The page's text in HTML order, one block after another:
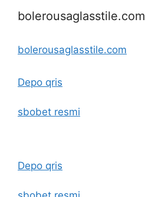
bolerousaglasstile.com
bolerousaglasstile.com
Depo qris
sbobet resmi
Depo qris